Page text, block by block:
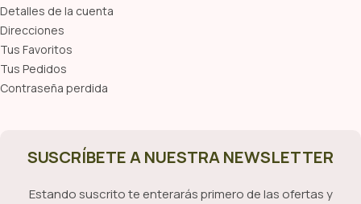
Detalles de la cuenta
Direcciones
Tus Favoritos
Tus Pedidos
Contraseña perdida
SUSCRÍBETE A NUESTRA NEWSLETTER
Estando suscrito te enterarás primero de las ofertas y